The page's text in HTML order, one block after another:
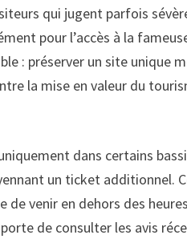
qui jugent parfois
pour l’accès à la
: préserver un site unique
la mise en valeur du
dans certains
un ticket additionnel.
de venir en dehors des
de consulter les avis